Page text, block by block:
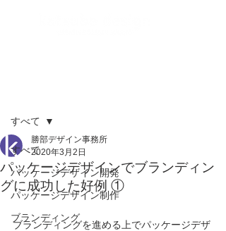
すべて
パッケージデザイン開発
パッケージデザイン制作
ブランディング
すべて
パッケージデザインでブランディン
グに成功した好例 ①
勝部デザイン事務所
2020年3月2日
ブランディングを進める上でパッケージデザ